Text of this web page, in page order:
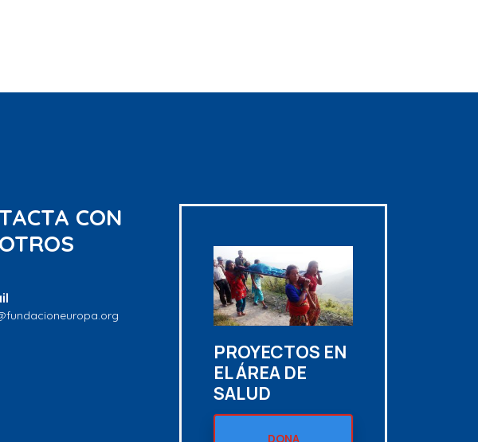
CON
PROYECTOS EN
EL ÁREA DE
SALUD
DONA